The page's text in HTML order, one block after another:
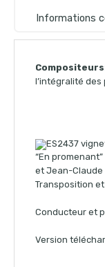
Informations
l’intégralité
“En
et Jean-Claude
Transposition
Conducteur et
Version